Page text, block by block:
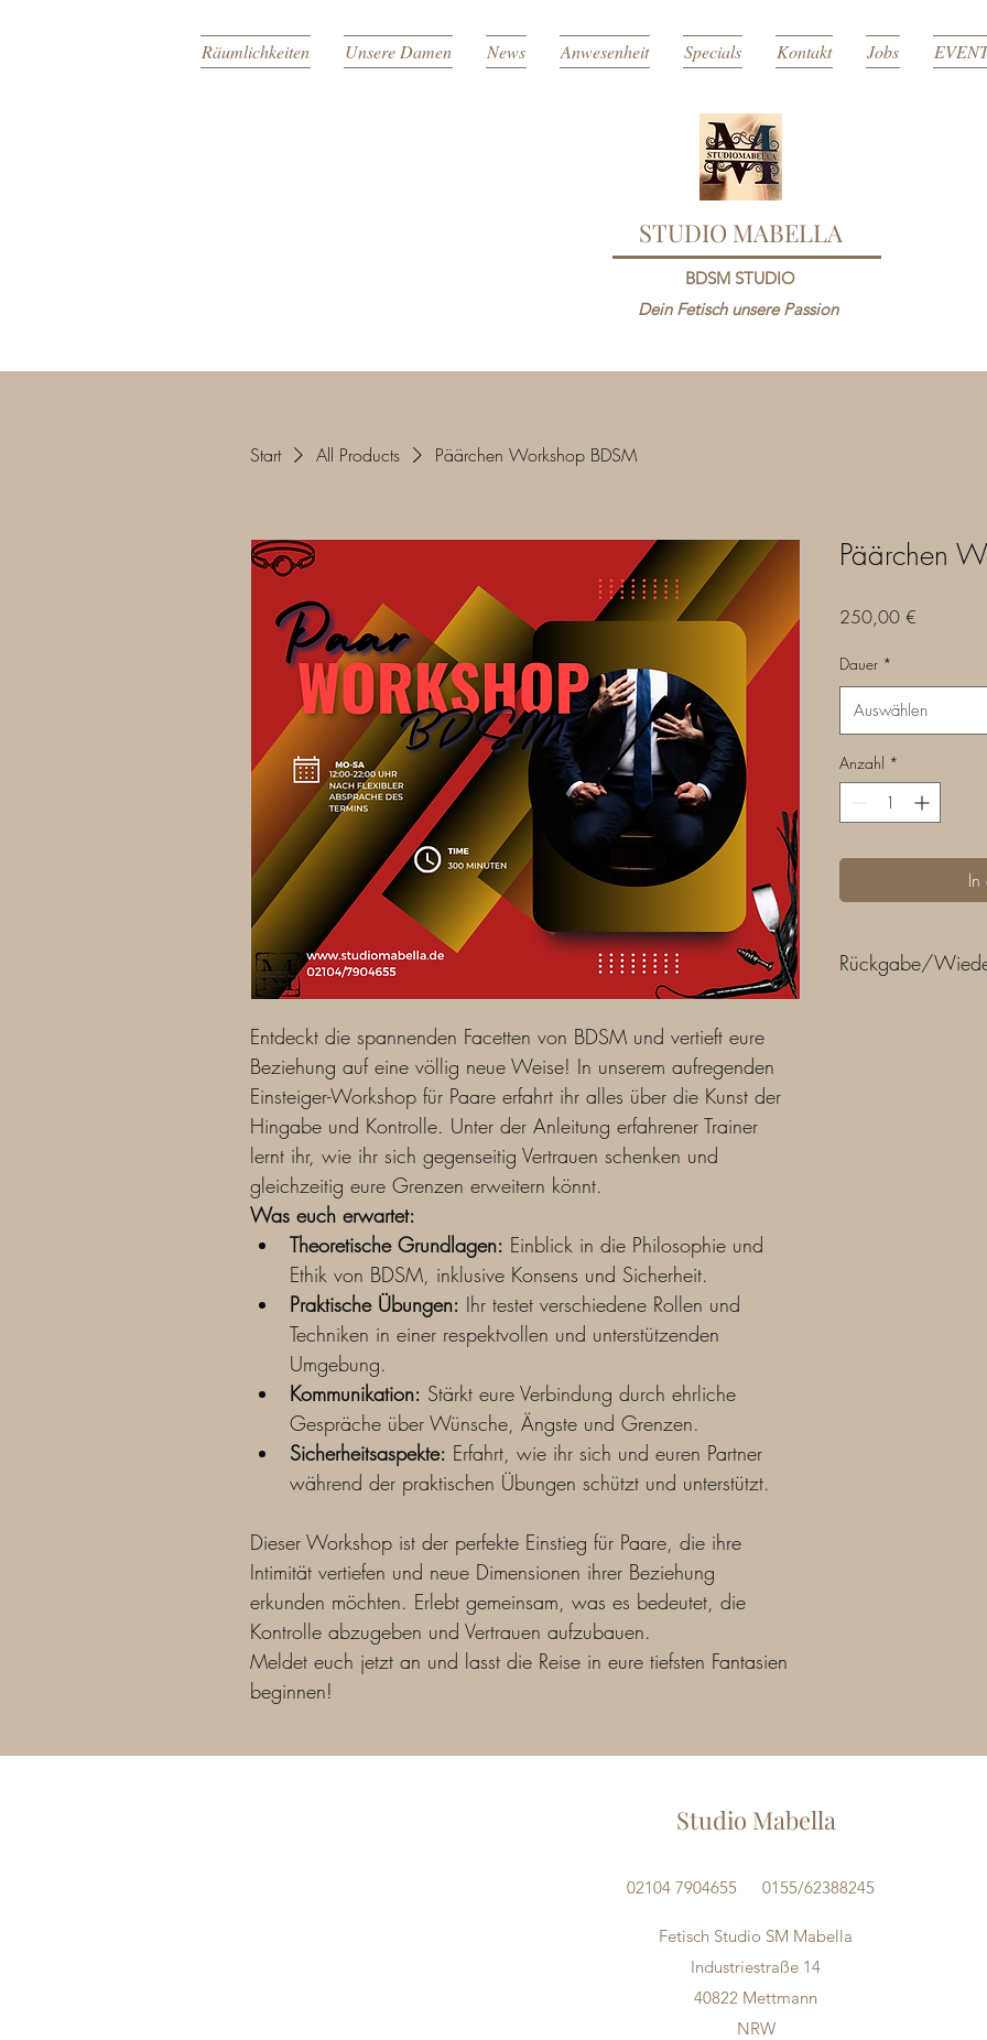
Räumlichkeiten Unsere Damen News Anwesenheit Specials Kontakt Jobs
STUDIO MABELLA
BDSM STUDIO
Dein Fetisch unsere Passion
Start All Products Päärchen Workshop BDSM
Entdeckt die spannenden Facetten von BDSM und vertieft eure
Beziehung auf eine völlig neue Weise! In unserem aufregenden
Einsteiger-Workshop für Paare erfahrt ihr alles über die Kunst der
Hingabe und Kontrolle. Unter der Anleitung erfahrener Trainer
lernt ihr, wie ihr sich gegenseitig Vertrauen schenken und
gleichzeitig eure Grenzen erweitern könnt.
Was euch erwartet:
Theoretische Grundlagen: Einblick in die Philosophie und
Ethik von BDSM, inklusive Konsens und Sicherheit.
Praktische Übungen: Ihr testet verschiedene Rollen und
Techniken in einer respektvollen und unterstützenden
Umgebung.
Kommunikation: Stärkt eure Verbindung durch ehrliche
Gespräche über Wünsche, Ängste und Grenzen.
Sicherheitsaspekte: Erfahrt, wie ihr sich und euren Partner
während der praktischen Übungen schützt und unterstützt.
Dieser Workshop ist der perfekte Einstieg für Paare, die ihre
Intimität vertiefen und neue Dimensionen ihrer Beziehung
erkunden möchten. Erlebt gemeinsam, was es bedeutet, die
Kontrolle abzugeben und Vertrauen aufzubauen.
Meldet euch jetzt an und lasst die Reise in eure tiefsten Fantasien
beginnen!
Päärchen
250,00 €
Dauer *
Auswählen
Anzahl *
Rückgabe/
Studio Mabella
02104 7904655 0155/62388245
Fetisch Studio SM Mabella
Industriestraße 14
40822 Mettmann
NRW